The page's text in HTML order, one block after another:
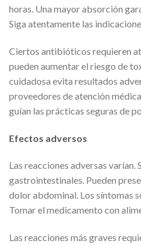
horas. Una mayor absorción
Siga atentamente las
Ciertos antibióticos requieren
pueden aumentar el riesgo de
cuidadosa evita resultados
proveedores de atención
guían las prácticas seguras de
Efectos adversos
Las reacciones adversas varían.
gastrointestinales. Pueden
dolor abdominal. Los síntomas
Tomar el medicamento con
Las reacciones más graves